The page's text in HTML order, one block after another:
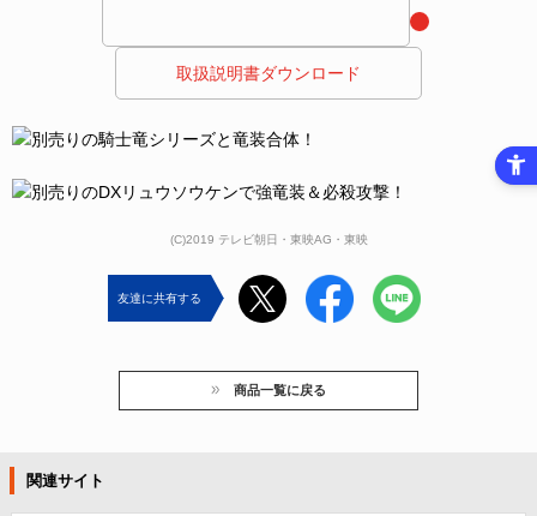
取扱説明書ダウンロード
(C)2019 テレビ朝日・東映AG・東映
友達に共有する
商品一覧に戻る
関連サイト